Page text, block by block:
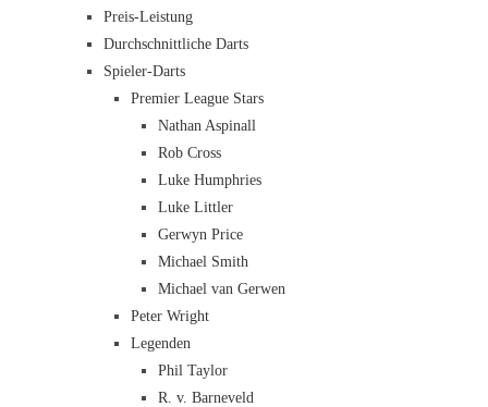
Preis-Leistung
Durchschnittliche Darts
Spieler-Darts
Premier League Stars
Nathan Aspinall
Rob Cross
Luke Humphries
Luke Littler
Gerwyn Price
Michael Smith
Michael van Gerwen
Peter Wright
Legenden
Phil Taylor
R. v. Barneveld